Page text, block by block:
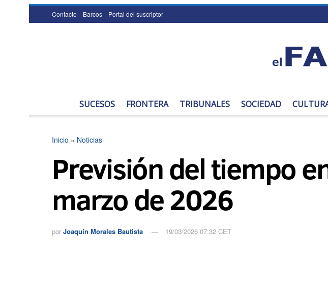
Contacto Barcos Portal del suscriptor
SUCESOS FRONTERA TRIBUNALES SOCIEDAD
Inicio » Noticias
Previsión del tiempo
marzo de 2026
por Joaquín Morales Bautista 19/03/2026 07:32 CET